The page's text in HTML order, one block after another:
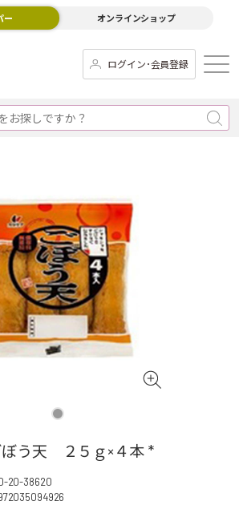
ー オンラインショップ
ログイン･会員登録
う天 ２５ｇ×４本 *
20-38620